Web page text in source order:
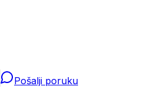
Pošalji poruku